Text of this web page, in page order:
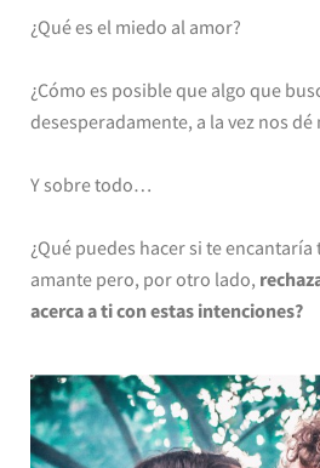
¿Qué es el miedo al amor?
¿Cómo es posible que algo que
desesperadamente, a la vez nos dé
Y sobre todo…
¿Qué puedes hacer si te
amante pero, por otro lado,
acerca a ti con estas intenciones?